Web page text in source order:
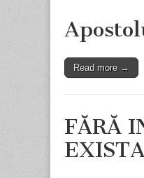
Read more →
FĂRĂ